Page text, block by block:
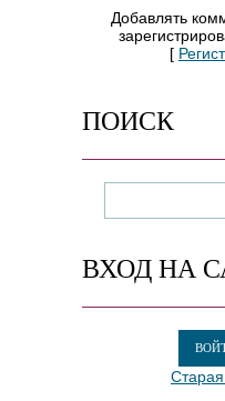
Добавлять
[
ПОИСК
ВХОД НА